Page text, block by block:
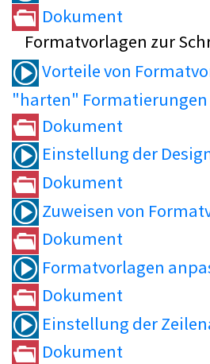
Dokument
Formatvorlagen zur
Vorteile von
"harten" Formatierungen
Dokument
Einstellung der
Dokument
Zuweisen von
Dokument
Formatvorlagen
Dokument
Einstellung der
Dokument